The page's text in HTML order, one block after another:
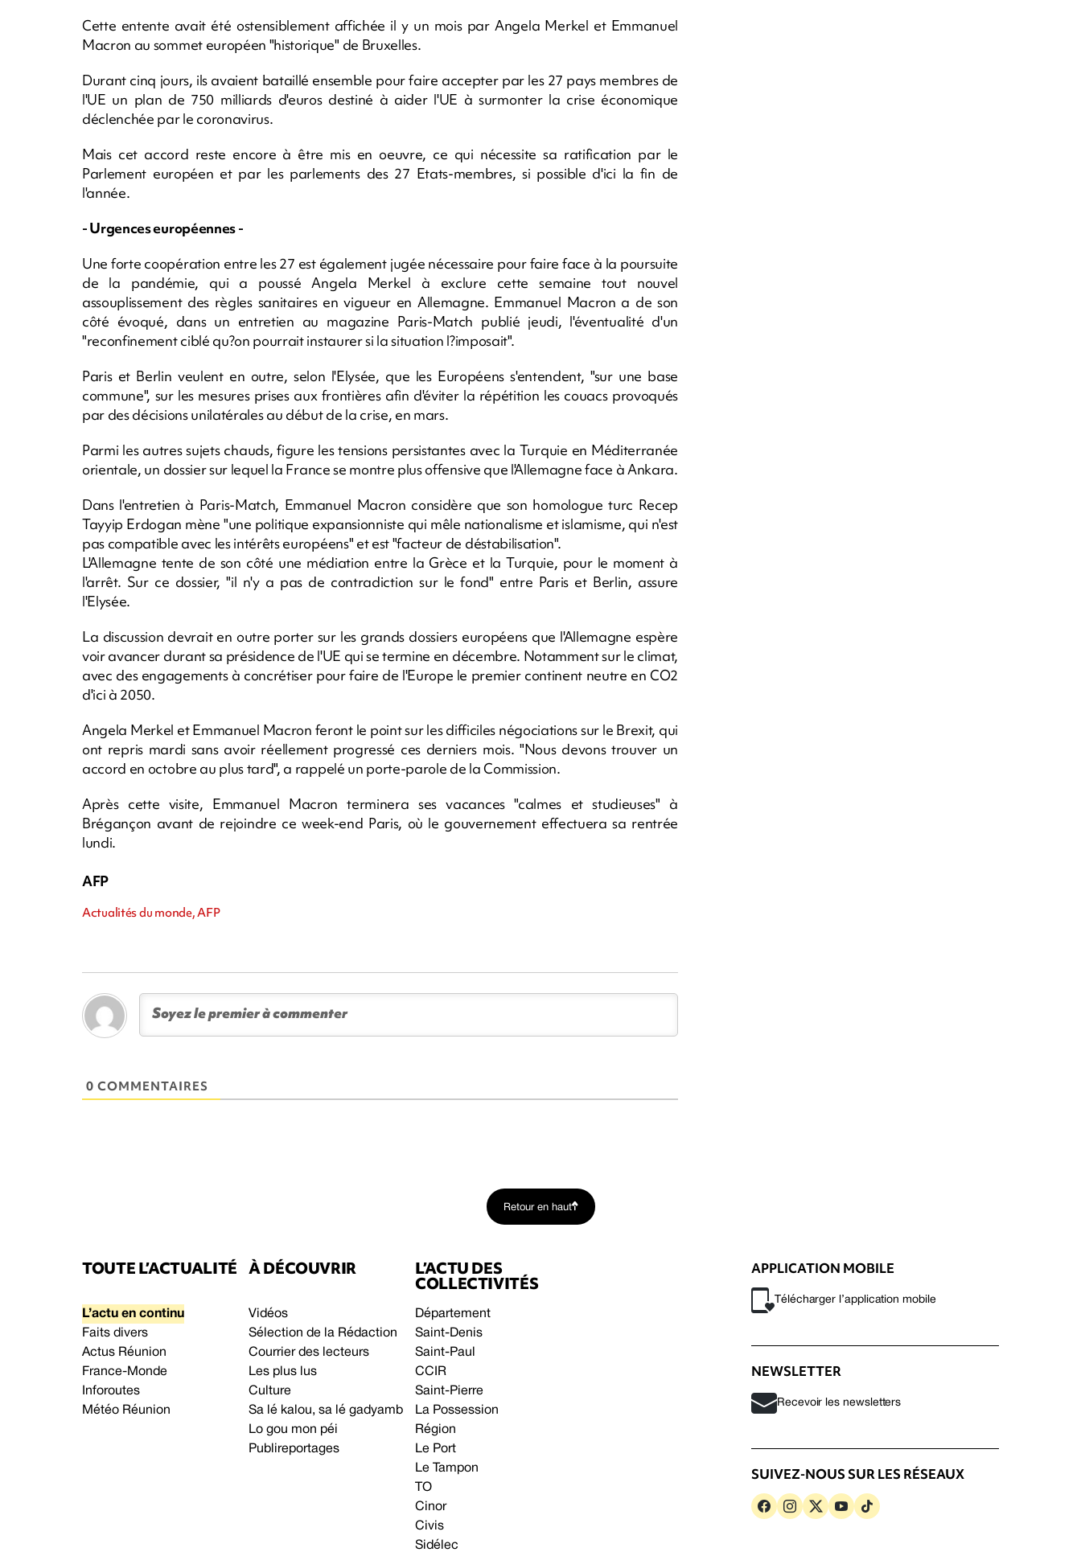
Cette entente avait été ostensiblement affichée il y un mois par Angela Merkel et Emmanuel
Macron au sommet européen "historique" de Bruxelles.
Durant cinq jours, ils avaient bataillé ensemble pour faire accepter par les 27 pays membres de
l'UE un plan de 750 milliards d'euros destiné à aider l'UE à surmonter la crise économique
déclenchée par le coronavirus.
Mais cet accord reste encore à être mis en oeuvre, ce qui nécessite sa ratification par le
Parlement européen et par les parlements des 27 Etats-membres, si possible d'ici la fin de
l'année.
- Urgences européennes -
Une forte coopération entre les 27 est également jugée nécessaire pour faire face à la poursuite
de la pandémie, qui a poussé Angela Merkel à exclure cette semaine tout nouvel
assouplissement des règles sanitaires en vigueur en Allemagne. Emmanuel Macron a de son
côté évoqué, dans un entretien au magazine Paris-Match publié jeudi, l'éventualité d'un
"reconfinement ciblé qu?on pourrait instaurer si la situation l?imposait".
Paris et Berlin veulent en outre, selon l'Elysée, que les Européens s'entendent, "sur une base
commune", sur les mesures prises aux frontières afin d'éviter la répétition les couacs provoqués
par des décisions unilatérales au début de la crise, en mars.
Parmi les autres sujets chauds, figure les tensions persistantes avec la Turquie en Méditerranée
orientale, un dossier sur lequel la France se montre plus offensive que l'Allemagne face à Ankara.
Dans l'entretien à Paris-Match, Emmanuel Macron considère que son homologue turc Recep
Tayyip Erdogan mène "une politique expansionniste qui mêle nationalisme et islamisme, qui n'est
pas compatible avec les intérêts européens" et est "facteur de déstabilisation".
L'Allemagne tente de son côté une médiation entre la Grèce et la Turquie, pour le moment à
l'arrêt. Sur ce dossier, "il n'y a pas de contradiction sur le fond" entre Paris et Berlin, assure
l'Elysée.
La discussion devrait en outre porter sur les grands dossiers européens que l'Allemagne espère
voir avancer durant sa présidence de l'UE qui se termine en décembre. Notamment sur le climat,
avec des engagements à concrétiser pour faire de l'Europe le premier continent neutre en CO2
d'ici à 2050.
Angela Merkel et Emmanuel Macron feront le point sur les difficiles négociations sur le Brexit, qui
ont repris mardi sans avoir réellement progressé ces derniers mois. "Nous devons trouver un
accord en octobre au plus tard", a rappelé un porte-parole de la Commission.
Après cette visite, Emmanuel Macron terminera ses vacances "calmes et studieuses" à
Brégançon avant de rejoindre ce week-end Paris, où le gouvernement effectuera sa rentrée
lundi.
AFP
Actualités du monde, AFP
0 COMMENTAIRES
Retour en haut
TOUTE L’ACTUALITÉ
L’actu en continu
Faits divers
Actus Réunion
France-Monde
Inforoutes
Météo Réunion
À DÉCOUVRIR
Vidéos
Sélection de la Rédaction
Courrier des lecteurs
Les plus lus
Culture
Sa lé kalou, sa lé gadyamb
Lo gou mon péi
Publireportages
L’ACTU DES
COLLECTIVITÉS
Département
Saint-Denis
Saint-Paul
CCIR
Saint-Pierre
La Possession
Région
Le Port
Le Tampon
TO
Cinor
Civis
Sidélec
APPLICATION MOBILE
Télécharger l’application mobile
NEWSLETTER
Recevoir les newsletters
SUIVEZ-NOUS SUR LES RÉSEAUX